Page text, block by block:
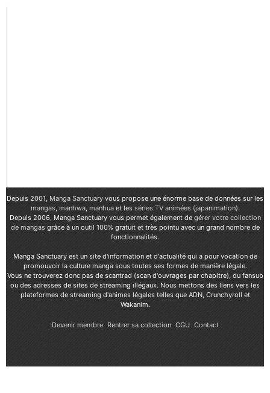
Depuis 2001, Manga Sanctuary vous propose une énorme base de données sur les
mangas, manhwa, manhuaet les séries TV animées (japanimation).
Depuis 2006, Manga Sanctuary vous permet également de gérer votre collection
de mangasgrâce à un outil 100% gratuit et très pointu avec un grand nombre de
fonctionnalités.
Manga Sanctuary est un site d'information et d'actualité qui a pour vocation de
promouvoir la culture manga sous toutes ses formes de manière légale.
Vous ne trouverez donc pas de scantrad (scan d'ouvrages par chapitre), du fansub
ou des adresses de sites de streaming illégaux. Nous mettons des liens vers les
plateformes de streaming d'animes légales telles que ADN, Crunchyroll et
Wakanim.
Devenir membre Rentrer sa collection CGU Contact